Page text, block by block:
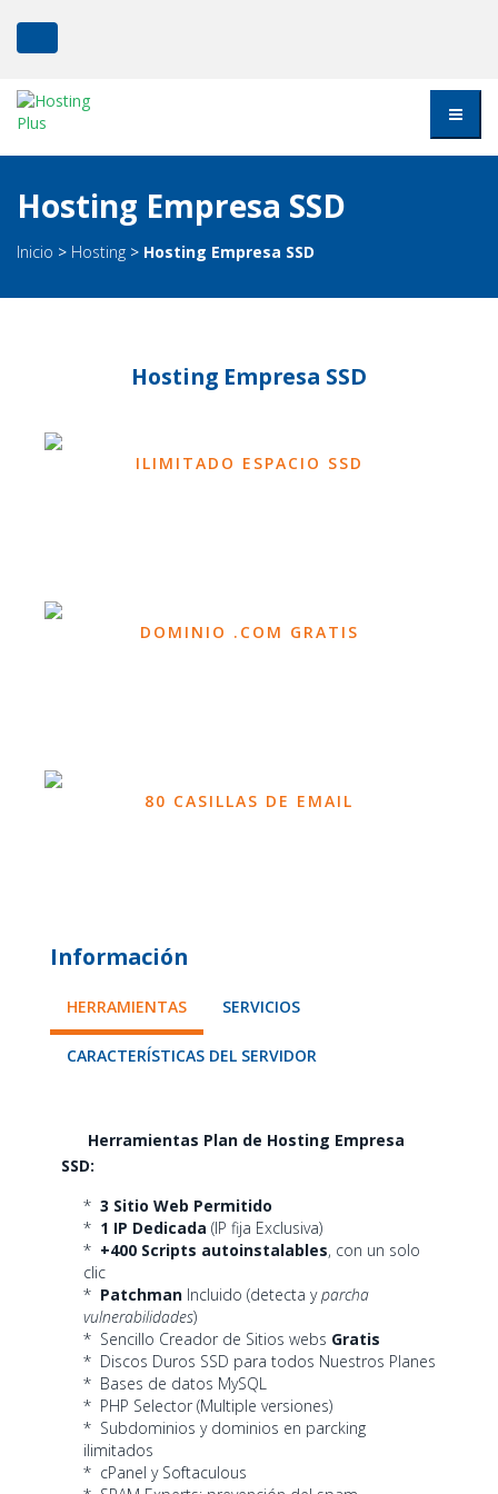
Hosting Empresa SSD
Inicio > Hosting > Hosting Empresa SSD
Hosting Empresa SSD
ILIMITADO ESPACIO SSD
DOMINIO .COM GRATIS
80 CASILLAS DE EMAIL
Información
HERRAMIENTAS SERVICIOS
CARACTERÍSTICAS DEL SERVIDOR
Herramientas Plan de Hosting Empresa
SSD:
* 3 Sitio Web Permitido
* 1 IP Dedicada (IP fija Exclusiva)
* +400 Scripts autoinstalables, con un solo
clic
* Patchman Incluido (detecta yparcha
vulnerabilidades)
* Sencillo Creador de Sitios webs Gratis
* Discos Duros SSD para todos Nuestros Planes
* Bases de datos MySQL
* PHP Selector (Multiple versiones)
* Subdominios y dominios en parcking
ilimitados
* cPanel y Softaculous